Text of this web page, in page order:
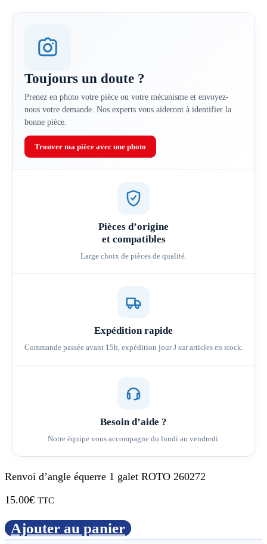
Toujours un doute ?
Prenez en photo votre pièce ou votre mécanisme et envoyez-
nous votre demande. Nos experts vous aideront à identifier la
bonne pièce.
Trouver ma pièce avec une photo
Pièces d’origine
et compatibles
Large choix de pièces de qualité.
Expédition rapide
Commande passée avant 15h, expédition jour J sur articles en stock.
Besoin d’aide ?
Notre équipe vous accompagne du lundi au vendredi.
Renvoi d’angle équerre 1 galet ROTO 260272
15.00€ TTC
Ajouter au panier